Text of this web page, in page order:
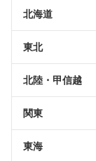
北海道
東北
北陸・甲信越
関東
東海